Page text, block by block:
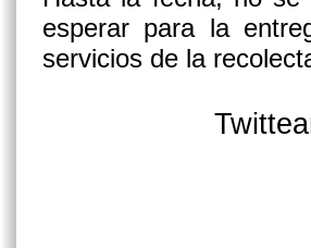
esperar para la
servicios de la